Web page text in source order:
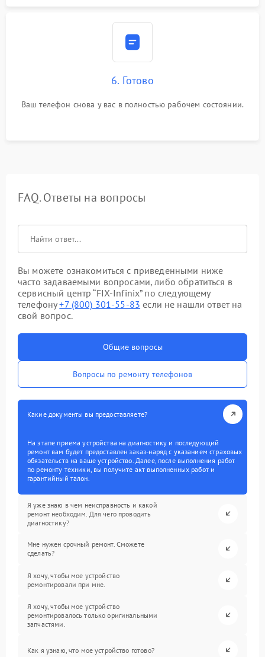
6. Готово
Ваш телефон снова у вас в полностью рабочем состоянии.
FAQ. Ответы на вопросы
Вы можете ознакомиться с приведенными ниже
часто задаваемыми вопросами, либо обратиться в
сервисный центр “FIX-Infinix” по следующему
телефону+7 (800) 301-55-83 если не нашли ответ на
свой вопрос.
Общие вопросы
Вопросы по ремонту телефонов
Какие документы вы предоставляете?
На этапе приема устройства на диагностику и последующий
ремонт вам будет предоставлен заказ-наряд с указанием страховых
обязательств на ваше устройство. Далее, после выполнения работ
по ремонту техники, вы получите акт выполненных работ и
гарантийный талон.
Я уже знаю в чем неисправность и какой
ремонт необходим. Для чего проводить
диагностику?
Мне нужен срочный ремонт. Сможете
сделать?
Я хочу, чтобы мое устройство
ремонтировали при мне.
Я хочу, чтобы мое устройство
ремонтировалось только оригинальными
запчастями.
Как я узнаю, что мое устройство готово?